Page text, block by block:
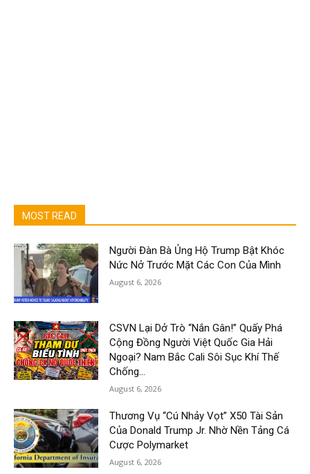
MOST READ
Người Đàn Bà Ủng Hộ Trump Bật Khóc
Nức Nở Trước Mặt Các Con Của Mình
August 6, 2026
CSVN Lại Dở Trò “Nắn Gân!” Quấy Phá
Cộng Đồng Người Việt Quốc Gia Hải
Ngoại? Nam Bắc Cali Sôi Sục Khí Thế
Chống...
August 6, 2026
Thương Vụ “Cú Nhảy Vọt” X50 Tài Sản
Của Donald Trump Jr. Nhờ Nền Tảng Cá
Cược Polymarket
August 6, 2026